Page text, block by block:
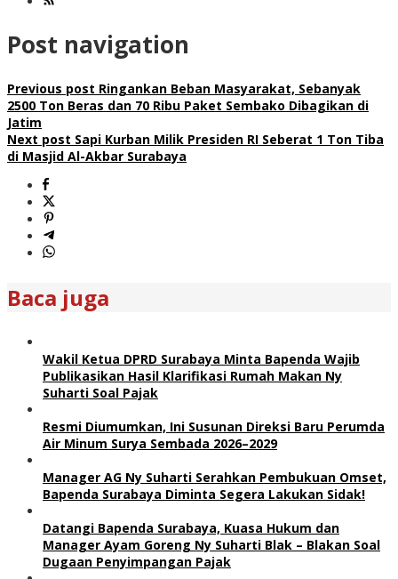
Post navigation
Previous post Ringankan Beban Masyarakat, Sebanyak
2500 Ton Beras dan 70 Ribu Paket Sembako Dibagikan di
Jatim
Next post Sapi Kurban Milik Presiden RI Seberat 1 Ton Tiba
di Masjid Al-Akbar Surabaya
Baca juga
Wakil Ketua DPRD Surabaya Minta Bapenda Wajib
Publikasikan Hasil Klarifikasi Rumah Makan Ny
Suharti Soal Pajak
Resmi Diumumkan, Ini Susunan Direksi Baru Perumda
Air Minum Surya Sembada 2026–2029
Manager AG Ny Suharti Serahkan Pembukuan Omset,
Bapenda Surabaya Diminta Segera Lakukan Sidak!
Datangi Bapenda Surabaya, Kuasa Hukum dan
Manager Ayam Goreng Ny Suharti Blak – Blakan Soal
Dugaan Penyimpangan Pajak